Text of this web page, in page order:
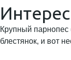
Крупный
блестянок, и вот